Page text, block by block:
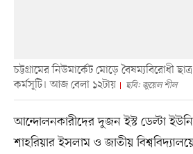
চট্টগ্রামের নিউমার্কেট মোড়ে বৈষম্যবিরোধী
কর্মসূটি। আজ বেলা ১২টায়
ছবি: জুয়েল শীল
আন্দোলনকারীদের দুজন ইস্ট ডেল্টা
শাহরিয়ার ইসলাম ও জাতীয়